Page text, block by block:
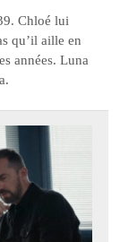
Chloé lui
qu’il aille en
années. Luna